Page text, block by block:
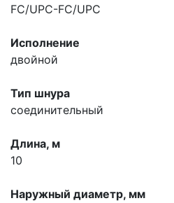
FC/UPC-FC/UPC
Исполнение
двойной
Тип шнура
соединительный
Длина, м
10
Наружный диаметр, мм